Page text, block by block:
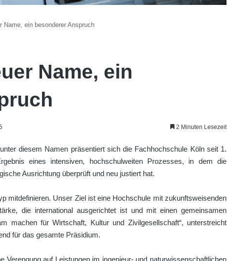
Name, ein besonderer Anspruch
Name, ein
2 Minuten Lesezeit
diesem Namen präsentiert sich die Fachhochschule Köln seit 1.
eines intensiven, hochschulweiten Prozesses, in dem die
Ausrichtung überprüft und neu justiert hat.
mitdefinieren. Unser Ziel ist eine Hochschule mit zukunftsweisenden
die international ausgerichtet ist und mit einen gemeinsamen
machen für Wirtschaft, Kultur und Zivilgesellschaft“, unterstreicht
für das gesamte Präsidium.
Verengung auf Leistungen im ingenieur- und naturwissenschaftlichen